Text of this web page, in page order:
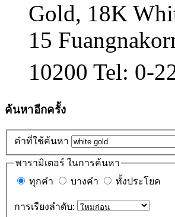
Gold, 18K
15
10200 Tel: 0-
ค้นหาอีกครั้ง
คำที่ใช้ค้นหา
พารามิเตอร์ ในการค้นหา
ทุกคำ
บางคำ ทั้งประโยค
การเรียงลำดับ: